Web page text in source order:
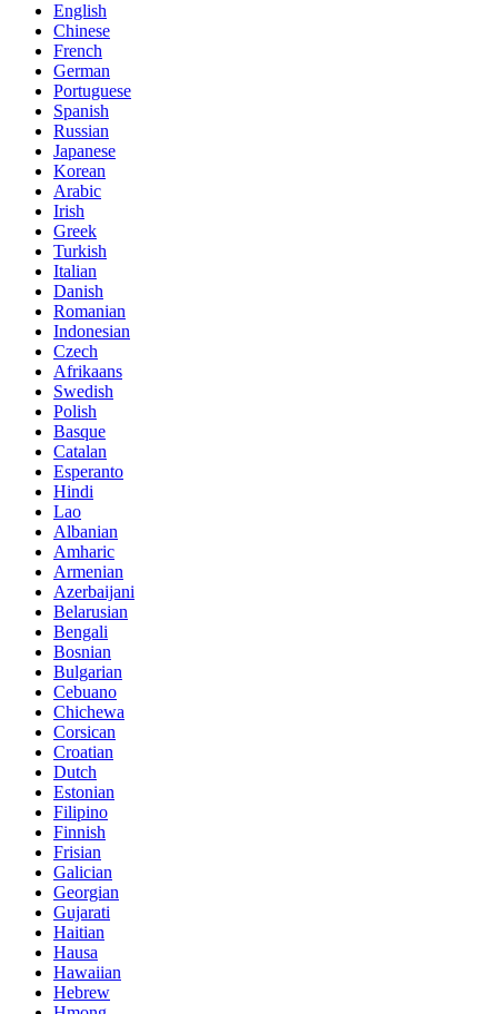
English
Chinese
French
German
Portuguese
Spanish
Russian
Japanese
Korean
Arabic
Irish
Greek
Turkish
Italian
Danish
Romanian
Indonesian
Czech
Afrikaans
Swedish
Polish
Basque
Catalan
Esperanto
Hindi
Lao
Albanian
Amharic
Armenian
Azerbaijani
Belarusian
Bengali
Bosnian
Bulgarian
Cebuano
Chichewa
Corsican
Croatian
Dutch
Estonian
Filipino
Finnish
Frisian
Galician
Georgian
Gujarati
Haitian
Hausa
Hawaiian
Hebrew